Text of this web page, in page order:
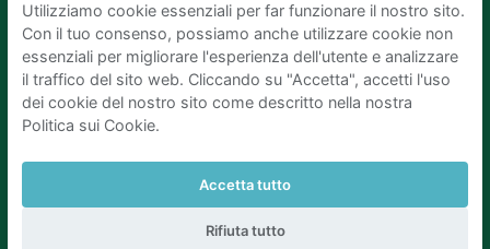
Utilizziamo cookie essenziali per far funzionare il nostro sito.
Con il tuo consenso, possiamo anche utilizzare cookie non
essenziali per migliorare l'esperienza dell'utente e analizzare
il traffico del sito web. Cliccando su "Accetta", accetti l'uso
dei cookie del nostro sito come descritto nella nostra
Politica sui Cookie.
Accetta tutto
Rifiuta tutto
Affitta il tuo parcheggio
Per le aziende
Migliorare gli SDG
Blog di affari
Parcheggio Bruxelles
Parcheggio Utrecht